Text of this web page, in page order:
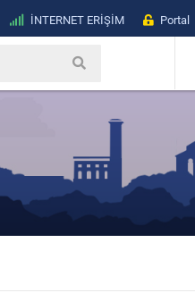
İNTERNET ERİŞİM Portal